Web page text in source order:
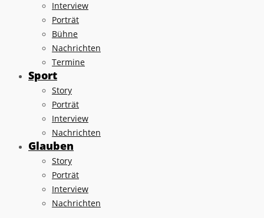
Interview
Porträt
Bühne
Nachrichten
Termine
Sport
Story
Porträt
Interview
Nachrichten
Glauben
Story
Porträt
Interview
Nachrichten